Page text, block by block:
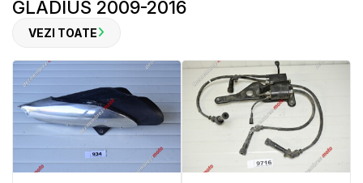
GLADIUS 2009-2016
VEZI TOATE